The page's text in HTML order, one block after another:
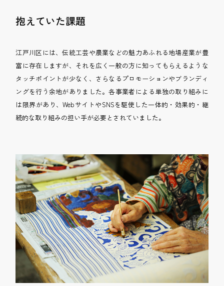
抱えていた課題
江戸川区には、伝統工芸や農業などの魅力あふれる地場産業が豊
富に存在しますが、それを広く一般の方に知ってもらえるような
タッチポイントが少なく、さらなるプロモーションやブランディ
ングを行う余地がありました。各事業者による単独の取り組みに
は限界があり、WebサイトやSNSを駆使した一体的・効果的・継
続的な取り組みの担い手が必要とされていました。